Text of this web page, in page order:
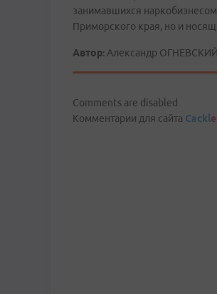
занимавшихся
Приморского края, но и
Автор: Александр
Comments are disabled
Комментарии для сайта Cackle